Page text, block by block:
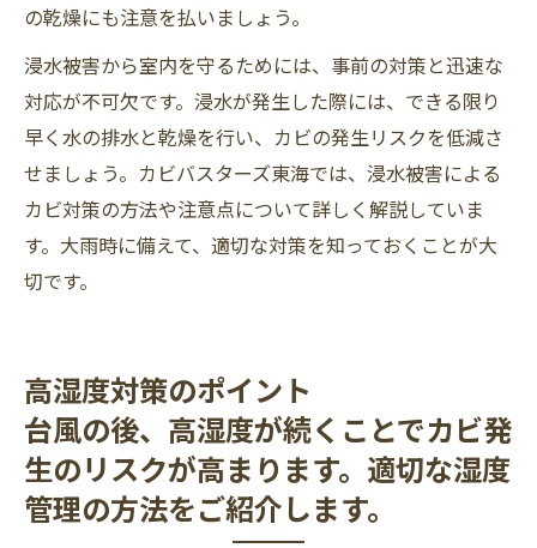
の乾燥にも注意を払いましょう。
浸水被害から室内を守るためには、事前の対策と迅速な
対応が不可欠です。浸水が発生した際には、できる限り
早く水の排水と乾燥を行い、カビの発生リスクを低減さ
せましょう。カビバスターズ東海では、浸水被害による
カビ対策の方法や注意点について詳しく解説していま
す。大雨時に備えて、適切な対策を知っておくことが大
切です。
高湿度対策のポイント
台風の後、高湿度が続くことでカビ発
生のリスクが高まります。適切な湿度
管理の方法をご紹介します。